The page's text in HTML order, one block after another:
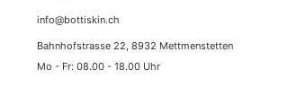
info@bottiskin.ch
Bahnhofstrasse 22, 8932 Mettmenstetten
Mo - Fr: 08.00 - 18.00 Uhr